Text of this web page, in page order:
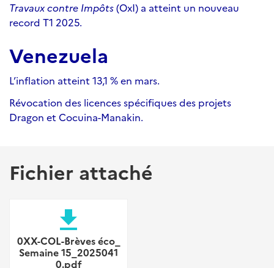
Travaux contre Impôts(OxI) a atteint un nouveau
record T1 2025.
Venezuela
L’inflation atteint 13,1 % en mars.
Révocation des licences spécifiques des projets
Dragon et Cocuina-Manakin.
Fichier attaché
file_download
0XX-COL-Brèves éco_
Semaine 15_2025041
0.pdf